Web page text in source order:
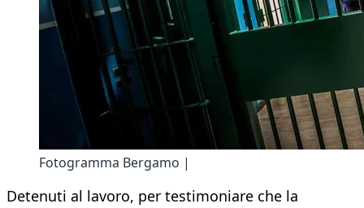
Fotogramma Bergamo |
Detenuti al lavoro, per testimoniare che la